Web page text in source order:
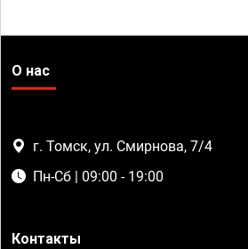
О нас
г. Томск, ул. Смирнова, 7/4
Пн-Сб | 09:00 - 19:00
Контакты